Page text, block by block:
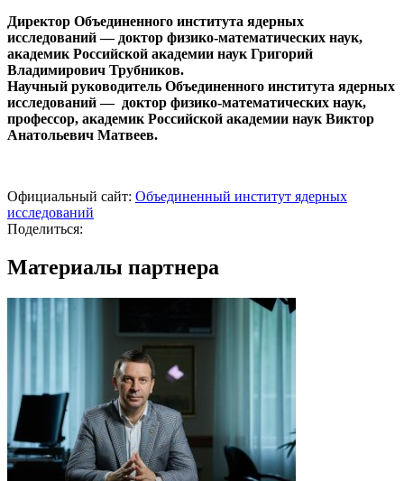
Директор Объединенного института ядерных
исследований — доктор физико-математических наук,
академик Российской академии наук Григорий
Владимирович Трубников.
Научный руководитель Объединенного института ядерных
исследований — доктор физико-математических наук,
профессор, академик Российской академии наук Виктор
Анатольевич Матвеев.
Официальный сайт: Объединенный институт ядерных
исследований
Поделиться:
Материалы партнера